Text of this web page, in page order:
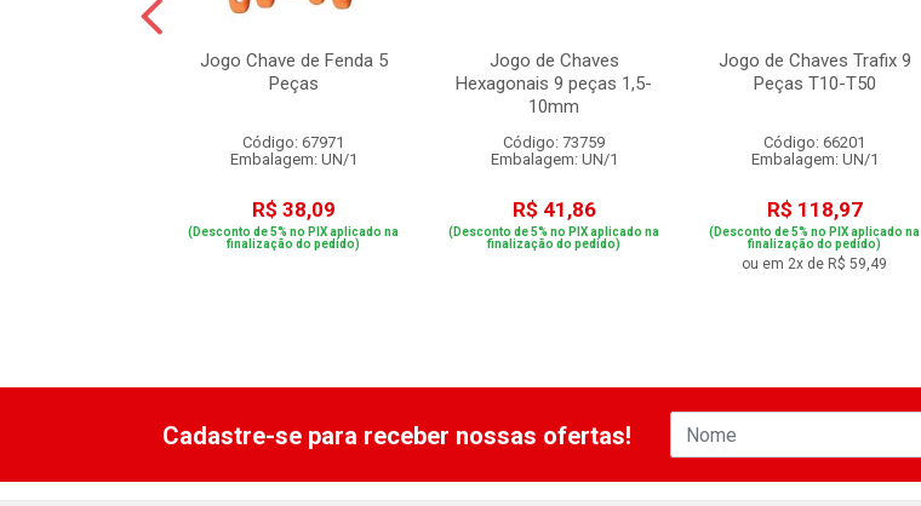
Jogo Chave de Fenda 5
Peças
Código: 67971
Embalagem: UN/1
R$ 38,09
(Desconto de 5% no PIX aplicado na
finalização do pedido)
Jogo de Chaves
Hexagonais 9 peças 1,5-
10mm
Código: 73759
Embalagem: UN/1
R$ 41,86
(Desconto de 5% no PIX aplicado na
finalização do pedido)
Jogo de Chaves Trafix 9
Peças T10-T50
Código: 66201
Embalagem: UN/1
R$ 118,97
(Desconto de 5% no PIX aplicado na
finalização do pedido)
ou em 2x de R$ 59,49
Cadastre-se para receber nossas ofertas!